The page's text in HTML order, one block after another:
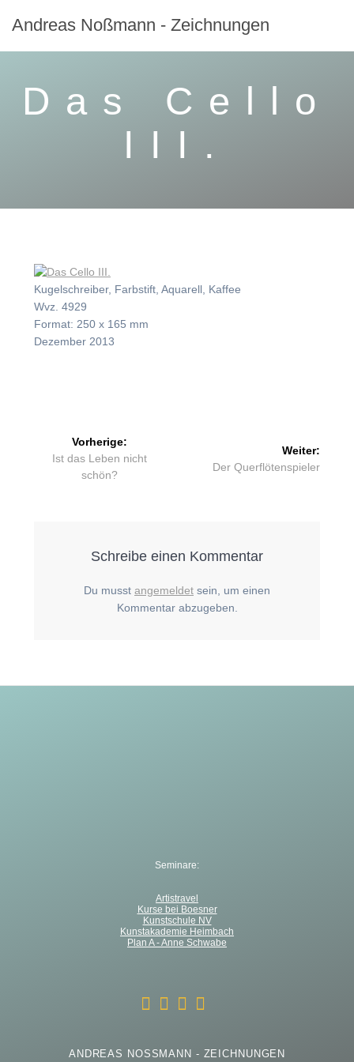
Inhalt
Andreas Noßmann - Zeichnungen
Das Cello
III.
Kugelschreiber, Farbstift, Aquarell, Kaffee
Wvz. 4929
Format: 250 x 165 mm
Dezember 2013
Beitragsnavigation
Vorherige:
Vorheriger
Beitrag:
Ist das Leben nicht
schön?
Weiter:
Nächster
Der Querflötenspieler
Schreibe einen Kommentar
Du musst angemeldet sein, um einen
Kommentar abzugeben.
ANDREAS NOSSMANN - ZEICHNUNGEN
Seminare:
Artistravel
Kurse bei Boesner
Kunstschule NV
Kunstakademie Heimbach
Plan A - Anne Schwabe